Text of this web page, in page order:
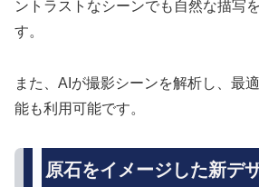
ントラストなシーンでも自然な描写
す。
また、AIが撮影シーンを解析し、最
能も利用可能です。
原石をイメージした新デ